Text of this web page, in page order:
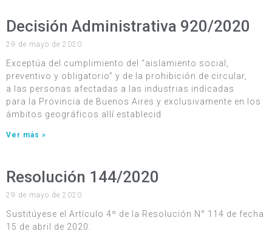
Decisión Administrativa 920/2020
29 de mayo de 2020
Exceptúa del cumplimiento del “aislamiento social,
preventivo y obligatorio” y de la prohibición de circular,
a las personas afectadas a las industrias indicadas
para la Provincia de Buenos Aires y exclusivamente en los
ámbitos geográficos allí establecid
Ver más »
Resolución 144/2020
29 de mayo de 2020
Sustitúyese el Artículo 4º de la Resolución N° 114 de fecha
15 de abril de 2020.